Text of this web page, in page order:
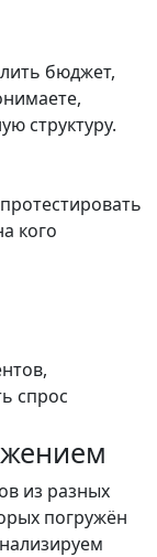
бюджет,
структуру.
кого
спрос
из разных
погружён